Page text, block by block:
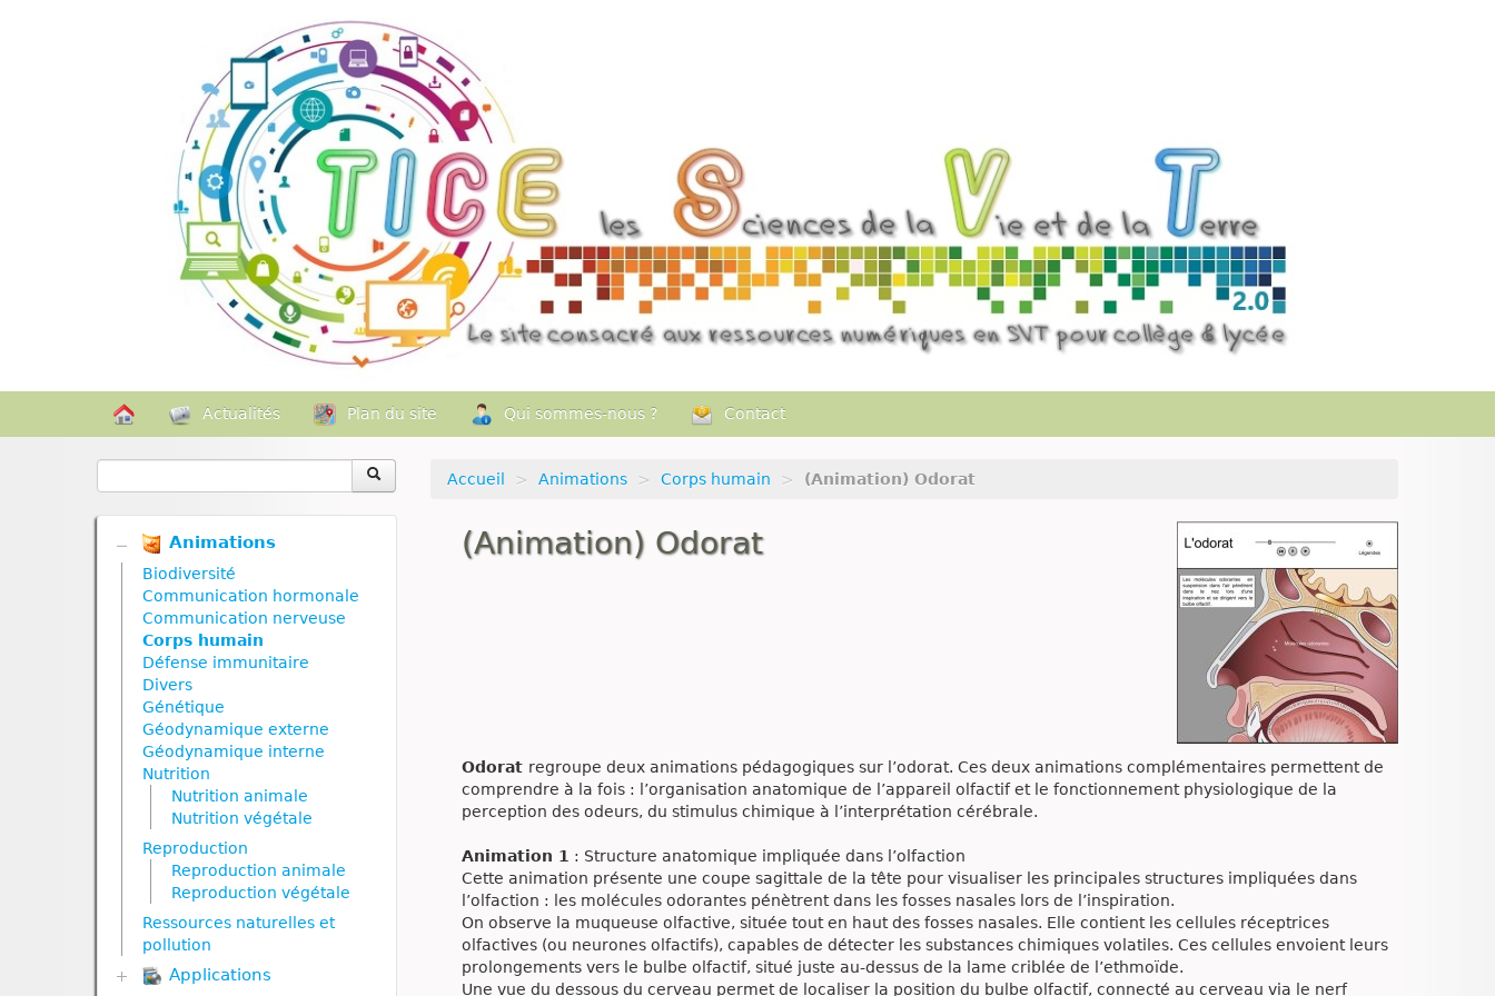
Actualités Plan du site Qui sommes-nous ? Contact
Accueil > Animations > Corps humain > (Animation) Odorat
(Animation) Odorat
Odorat regroupe deux animations pédagogiques sur l’odorat. Ces deux animations complémentaires permettent de
comprendre à la fois : l’organisation anatomique de l’appareil olfactif et le fonctionnement physiologique de la
perception des odeurs, du stimulus chimique à l’interprétation cérébrale.
Animation 1 : Structure anatomique impliquée dans l’olfaction
Cette animation présente une coupe sagittale de la tête pour visualiser les principales structures impliquées dans
l’olfaction : les molécules odorantes pénètrent dans les fosses nasales lors de l’inspiration.
On observe la muqueuse olfactive, située tout en haut des fosses nasales. Elle contient les cellules réceptrices
olfactives (ou neurones olfactifs), capables de détecter les substances chimiques volatiles. Ces cellules envoient leurs
prolongements vers le bulbe olfactif, situé juste au-dessus de la lame criblée de l’ethmoïde.
Une vue du dessous du cerveau permet de localiser la position du bulbe olfactif, connecté au cerveau via le nerf
Animations
Biodiversité
Communication hormonale
Communication nerveuse
Corps humain
Défense immunitaire
Divers
Génétique
Géodynamique externe
Géodynamique interne
Nutrition
Nutrition animale
Nutrition végétale
Reproduction
Reproduction animale
Reproduction végétale
Ressources naturelles et
pollution
Applications